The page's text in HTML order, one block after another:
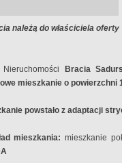
należą do właściciela oferty
Nieruchomości Bracia
mieszkanie o powierzchni
powstało z adaptacji
mieszkania: mieszkanie